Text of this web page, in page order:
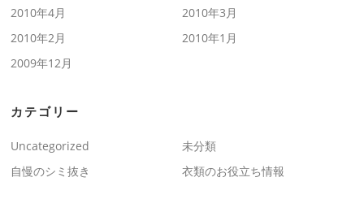
2010年4月
2010年3月
2010年2月
2010年1月
2009年12月
カテゴリー
Uncategorized
未分類
自慢のシミ抜き
衣類のお役立ち情報